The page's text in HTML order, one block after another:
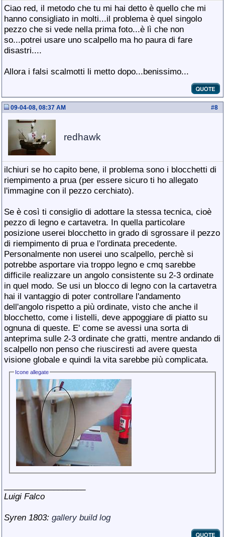
Ciao red, il metodo che tu mi hai detto è quello che mi
hanno consigliato in molti...il problema è quel singolo
pezzo che si vede nella prima foto...è lì che non
so...potrei usare uno scalpello ma ho paura di fare
disastri....
Allora i falsi scalmotti li metto dopo...benissimo...
#8
09-04-08, 08:37 AM
redhawk
ilchiuri se ho capito bene, il problema sono i blocchetti di
riempimento a prua (per essere sicuro ti ho allegato
l'immagine con il pezzo cerchiato).
Se è così ti consiglio di adottare la stessa tecnica, cioè
pezzo di legno e cartavetra. In quella particolare
posizione userei blocchetto in grado di sgrossare il pezzo
di riempimento di prua e l'ordinata precedente.
Personalmente non userei uno scalpello, perchè si
potrebbe asportare via troppo legno e cmq sarebbe
difficile realizzare un angolo consistente su 2-3 ordinate
in quel modo. Se usi un blocco di legno con la cartavetra
hai il vantaggio di poter controllare l'andamento
dell'angolo rispetto a più ordinate, visto che anche il
blocchetto, come i listelli, deve appoggiare di piatto su
ognuna di queste. E' come se avessi una sorta di
anteprima sulle 2-3 ordinate che gratti, mentre andando di
scalpello non penso che riusciresti ad avere questa
visione globale e quindi la vita sarebbe più complicata.
Icone allegate
Luigi Falco
Syren 1803: gallery build log